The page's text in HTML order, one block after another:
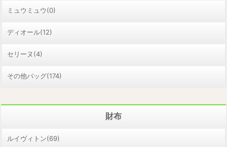
ミュウミュウ(0)
ディオール(12)
セリーヌ(4)
その他バッグ(174)
財布
ルイヴィトン(69)